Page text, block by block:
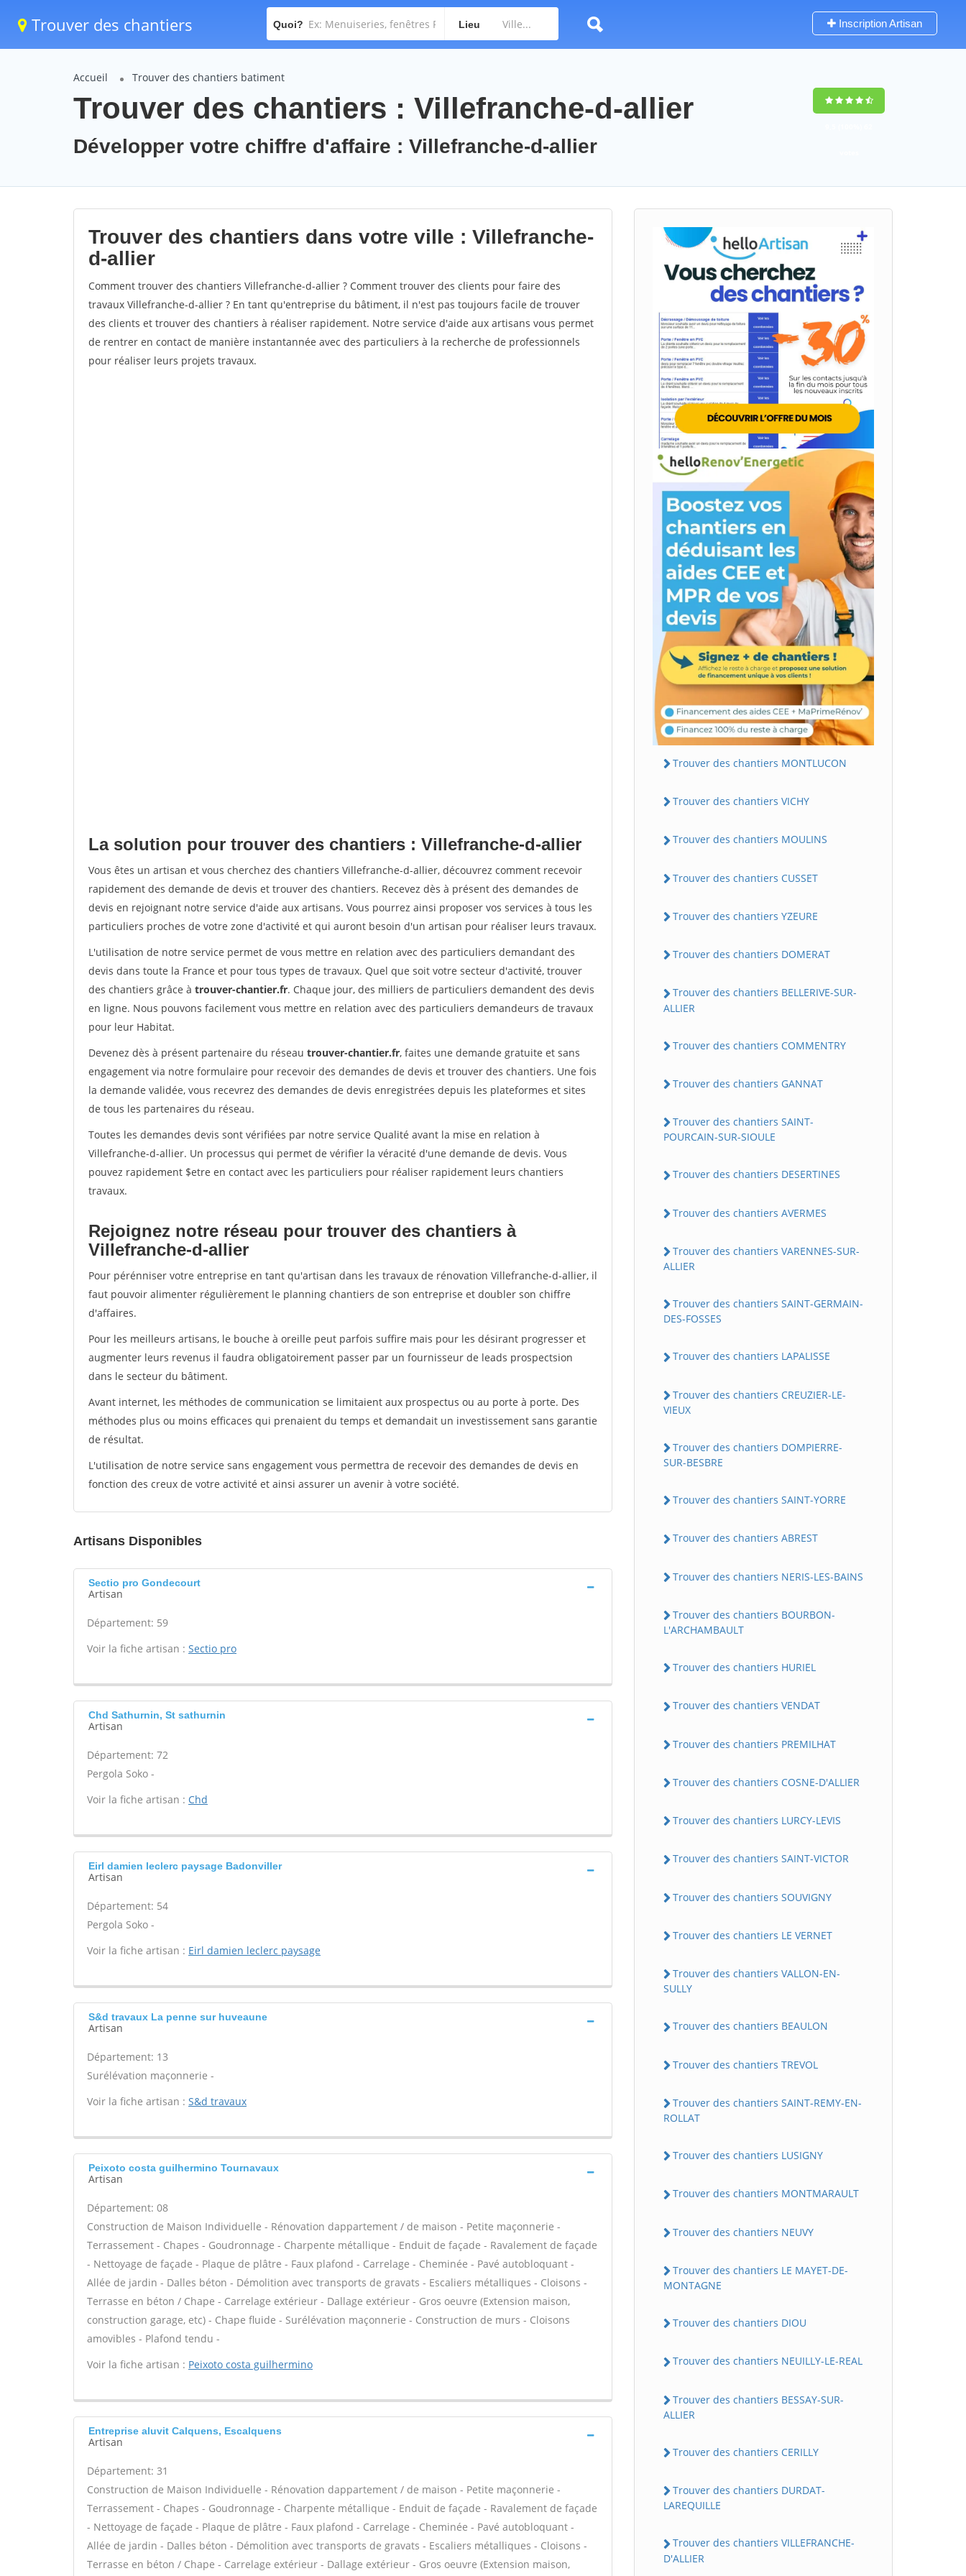
Trouver des chantiers Quoi? Lieu Inscription Artisan
Accueil Trouver des chantiers batiment
Trouver des chantiers : Villefranche-d-allier
Développer votre chiffre d'affaire : Villefranche-d-allier
Trouver des chantiers dans votre ville : Villefranche-
d-allier
Comment trouver des chantiers Villefranche-d-allier ? Comment trouver des clients pour faire des
travaux Villefranche-d-allier ? En tant qu'entreprise du bâtiment, il n'est pas toujours facile de trouver
des clients et trouver des chantiers à réaliser rapidement. Notre service d'aide aux artisans vous permet
de rentrer en contact de manière instantannée avec des particuliers à la recherche de professionnels
pour réaliser leurs projets travaux.
La solution pour trouver des chantiers : Villefranche-d-allier
Vous êtes un artisan et vous cherchez des chantiers Villefranche-d-allier, découvrez comment recevoir
rapidement des demande de devis et trouver des chantiers. Recevez dès à présent des demandes de
devis en rejoignant notre service d'aide aux artisans. Vous pourrez ainsi proposer vos services à tous les
particuliers proches de votre zone d'activité et qui auront besoin d'un artisan pour réaliser leurs travaux.
L'utilisation de notre service permet de vous mettre en relation avec des particuliers demandant des
devis dans toute la France et pour tous types de travaux. Quel que soit votre secteur d'activité, trouver
des chantiers grâce à trouver-chantier.fr. Chaque jour, des milliers de particuliers demandent des devis
en ligne. Nous pouvons facilement vous mettre en relation avec des particuliers demandeurs de travaux
pour leur Habitat.
Devenez dès à présent partenaire du réseau trouver-chantier.fr, faites une demande gratuite et sans
engagement via notre formulaire pour recevoir des demandes de devis et trouver des chantiers. Une fois
la demande validée, vous recevrez des demandes de devis enregistrées depuis les plateformes et sites
de tous les partenaires du réseau.
Toutes les demandes devis sont vérifiées par notre service Qualité avant la mise en relation à
Villefranche-d-allier. Un processus qui permet de vérifier la véracité d'une demande de devis. Vous
pouvez rapidement $etre en contact avec les particuliers pour réaliser rapidement leurs chantiers
travaux.
Rejoignez notre réseau pour trouver des chantiers à
Villefranche-d-allier
Pour pérénniser votre entreprise en tant qu'artisan dans les travaux de rénovation Villefranche-d-allier, il
faut pouvoir alimenter régulièrement le planning chantiers de son entreprise et doubler son chiffre
d'affaires.
Pour les meilleurs artisans, le bouche à oreille peut parfois suffire mais pour les désirant progresser et
augmenter leurs revenus il faudra obligatoirement passer par un fournisseur de leads prospectsion
dans le secteur du bâtiment.
Avant internet, les méthodes de communication se limitaient aux prospectus ou au porte à porte. Des
méthodes plus ou moins efficaces qui prenaient du temps et demandait un investissement sans garantie
de résultat.
L'utilisation de notre service sans engagement vous permettra de recevoir des demandes de devis en
fonction des creux de votre activité et ainsi assurer un avenir à votre société.
Artisans Disponibles
Sectio pro Gondecourt
Artisan
Département: 59
Voir la fiche artisan : Sectio pro
Chd Sathurnin, St sathurnin
Artisan
Département: 72
Pergola Soko -
Voir la fiche artisan : Chd
Eirl damien leclerc paysage Badonviller
Artisan
Département: 54
Pergola Soko -
Voir la fiche artisan : Eirl damien leclerc paysage
S&d travaux La penne sur huveaune
Artisan
Département: 13
Surélévation maçonnerie -
Voir la fiche artisan : S&d travaux
Peixoto costa guilhermino Tournavaux
Artisan
Département: 08
Construction de Maison Individuelle - Rénovation dappartement / de maison - Petite maçonnerie -
Terrassement - Chapes - Goudronnage - Charpente métallique - Enduit de façade - Ravalement de façade
- Nettoyage de façade - Plaque de plâtre - Faux plafond - Carrelage - Cheminée - Pavé autobloquant -
Allée de jardin - Dalles béton - Démolition avec transports de gravats - Escaliers métalliques - Cloisons -
Terrasse en béton / Chape - Carrelage extérieur - Dallage extérieur - Gros oeuvre (Extension maison,
construction garage, etc) - Chape fluide - Surélévation maçonnerie - Construction de murs - Cloisons
amovibles - Plafond tendu -
Voir la fiche artisan : Peixoto costa guilhermino
Entreprise aluvit Calquens, Escalquens
Artisan
Département: 31
Construction de Maison Individuelle - Rénovation dappartement / de maison - Petite maçonnerie -
Terrassement - Chapes - Goudronnage - Charpente métallique - Enduit de façade - Ravalement de façade
- Nettoyage de façade - Plaque de plâtre - Faux plafond - Carrelage - Cheminée - Pavé autobloquant -
Allée de jardin - Dalles béton - Démolition avec transports de gravats - Escaliers métalliques - Cloisons -
Terrasse en béton / Chape - Carrelage extérieur - Dallage extérieur - Gros oeuvre (Extension maison,
Trouver des chantiers MONTLUCON
Trouver des chantiers VICHY
Trouver des chantiers MOULINS
Trouver des chantiers CUSSET
Trouver des chantiers YZEURE
Trouver des chantiers DOMERAT
Trouver des chantiers BELLERIVE-SUR-
ALLIER
Trouver des chantiers COMMENTRY
Trouver des chantiers GANNAT
Trouver des chantiers SAINT-
POURCAIN-SUR-SIOULE
Trouver des chantiers DESERTINES
Trouver des chantiers AVERMES
Trouver des chantiers VARENNES-SUR-
ALLIER
Trouver des chantiers SAINT-GERMAIN-
DES-FOSSES
Trouver des chantiers LAPALISSE
Trouver des chantiers CREUZIER-LE-
VIEUX
Trouver des chantiers DOMPIERRE-
SUR-BESBRE
Trouver des chantiers SAINT-YORRE
Trouver des chantiers ABREST
Trouver des chantiers NERIS-LES-BAINS
Trouver des chantiers BOURBON-
L'ARCHAMBAULT
Trouver des chantiers HURIEL
Trouver des chantiers VENDAT
Trouver des chantiers PREMILHAT
Trouver des chantiers COSNE-D'ALLIER
Trouver des chantiers LURCY-LEVIS
Trouver des chantiers SAINT-VICTOR
Trouver des chantiers SOUVIGNY
Trouver des chantiers LE VERNET
Trouver des chantiers VALLON-EN-
SULLY
Trouver des chantiers BEAULON
Trouver des chantiers TREVOL
Trouver des chantiers SAINT-REMY-EN-
ROLLAT
Trouver des chantiers LUSIGNY
Trouver des chantiers MONTMARAULT
Trouver des chantiers NEUVY
Trouver des chantiers LE MAYET-DE-
MONTAGNE
Trouver des chantiers DIOU
Trouver des chantiers NEUILLY-LE-REAL
Trouver des chantiers BESSAY-SUR-
ALLIER
Trouver des chantiers CERILLY
Trouver des chantiers DURDAT-
LAREQUILLE
Trouver des chantiers VILLEFRANCHE-
D'ALLIER